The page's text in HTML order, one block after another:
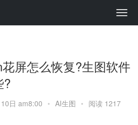
屏怎么恢复?生图软件
?
日 am8:00 • AI生图 • 阅读 1217